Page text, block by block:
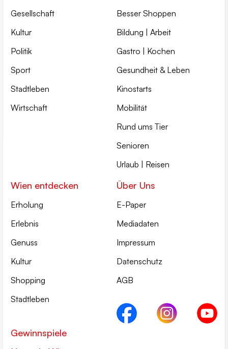
Gesellschaft
Kultur
Politik
Sport
Stadtleben
Wirtschaft
Besser Shoppen
Bildung | Arbeit
Gastro | Kochen
Gesundheit & Leben
Kinostarts
Mobilität
Rund ums Tier
Senioren
Urlaub | Reisen
Wien entdecken
Erholung
Erlebnis
Genuss
Kultur
Shopping
Stadtleben
Gewinnspiele
Über Uns
E-Paper
Mediadaten
Impressum
Datenschutz
AGB